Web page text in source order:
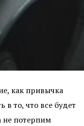
как привычка
в то, что все будет
не потерпим